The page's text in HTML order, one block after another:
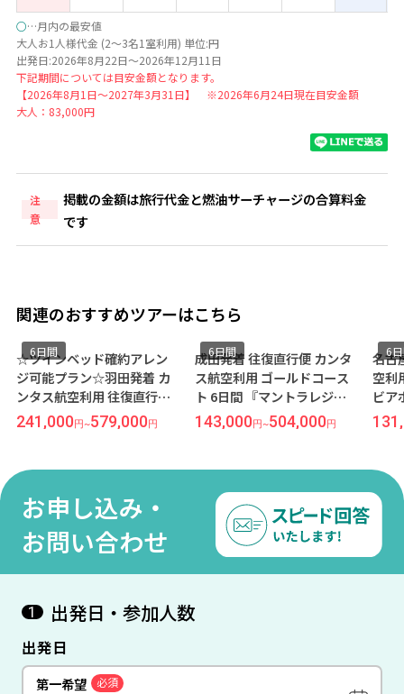
○…月内の最安値
大人お1人様代金 (2～3名1室利用) 単位:円
出発日:2026年8月22日～2026年12月11日
下記期間については目安金額となります。
【2026年8月1日～2027年3月31日】 ※2026年6月24日現在目安金額
大人：83,000円
注
意
掲載の金額は旅行代金と燃油サーチャージの合算料金
です
関連のおすすめツアーはこちら
☆ツインベッド確約アレン
ジ可能プラン☆羽田発着 カ
ンタス航空利用 往復直行便
シドニー6日間 『ヒルトン
シドニー』滞在
6日間
241,000 円~579,000 円
成田発着 往復直行便 カンタ
ス航空利用 ゴールドコース
ト 6日間 『マントラレジェ
ンズ』滞在
6日間
143,000 円~504,000 円
名古
空利
ビア
6
お申し込み・
お問い合わせ
1 出発日・参加人数
出発日
第一希望 必須